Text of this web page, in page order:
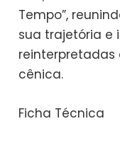
Tempo”,
sua trajetória e
cênica.
Ficha Técnica